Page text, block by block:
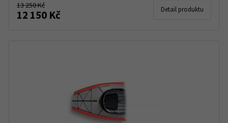
13 250 Kč
12 150 Kč Detail produktu